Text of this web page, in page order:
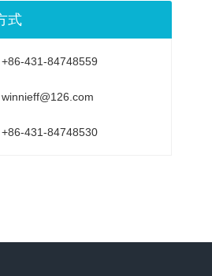
式
+86-431-84748559
winnieff@126.com
+86-431-84748530